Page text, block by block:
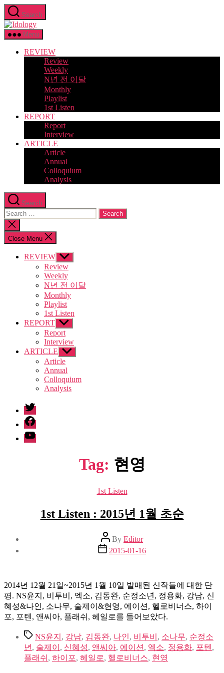
Skip
to
the
content
Search
Idology
Menu
REVIEW
Review
Weekly
N년 전 이달
Monthly
Playlist
1st Listen
REPORT
Report
Interview
ARTICLE
Article
Annual
Colloquium
Analysis
Search
Search
for:
Close
search
Close Menu
REVIEW Show
sub
menu
Review
Weekly
N년 전 이달
Monthly
Playlist
1st Listen
REPORT Show
sub
menu
Report
Interview
ARTICLE Show
sub
menu
Article
Annual
Colloquium
Analysis
twitter
facebook
Youtube
Tag: 현영
Categories
1st Listen
1st Listen : 2015년 1월 초순
Post
author
By Editor
Post
date
2015-01-16
2014년 12월 21일~2015년 1월 10일 발매된 신작들에 대한 단
평. NS윤지, 비투비, 엑소, 김동완, 순정소년, 정용화, 강남, 신
혜성&나인, 소나무, 술제이&현영, 에이션, 헬로비너스, 하이
포, 포텐, 앤씨아, 플래쉬, 헤일로를 들어보았다.
TagsNS윤지 , 강남, 김동완, 나인, 비투비 , 소나무, 순정소
년 , 술제이 , 신혜성, 앤씨아, 에이션 , 엑소, 정용화, 포텐 ,
플래쉬 , 하이포, 헤일로, 헬로비너스, 현영